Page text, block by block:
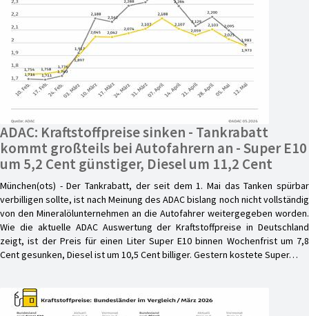
ADAC: Kraftstoffpreise sinken - Tankrabatt
kommt großteils bei Autofahrern an - Super E10
um 5,2 Cent günstiger, Diesel um 11,2 Cent
München(ots) - Der Tankrabatt, der seit dem 1. Mai das Tanken spürbar
verbilligen sollte, ist nach Meinung des ADAC bislang noch nicht vollständig
von den Mineralölunternehmen an die Autofahrer weitergegeben worden.
Wie die aktuelle ADAC Auswertung der Kraftstoffpreise in Deutschland
zeigt, ist der Preis für einen Liter Super E10 binnen Wochenfrist um 7,8
Cent gesunken, Diesel ist um 10,5 Cent billiger. Gestern kostete Super…